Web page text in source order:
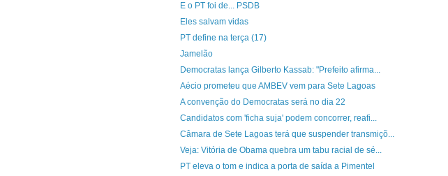
E o PT foi de... PSDB
Eles salvam vidas
PT define na terça (17)
Jamelão
Democratas lança Gilberto Kassab: "Prefeito afirma...
Aécio prometeu que AMBEV vem para Sete Lagoas
A convenção do Democratas será no dia 22
Candidatos com 'ficha suja' podem concorrer, reafi...
Câmara de Sete Lagoas terá que suspender transmiçõ...
Veja: Vitória de Obama quebra um tabu racial de sé...
PT eleva o tom e indica a porta de saída a Pimentel